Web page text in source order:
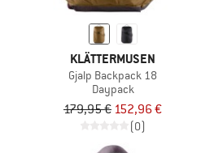
KLÄTTERMUSEN
Gjalp Backpack 18
Daypack
179,95 € 152,96 €
(0)